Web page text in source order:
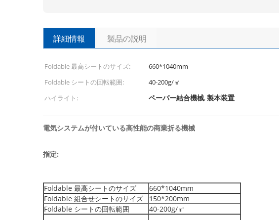
詳細情報 製品の説明
Foldable 最高シートのサイズ: 660*1040mm
Foldable シートの回転範囲:
40-200g/㎡
ハイライト:
ペーパー結合機械,製本装置
電気システムが付いている高性能の商業折る機械
指定:
Foldable 最高シートのサイズ
660*1040mm
Foldable 組合せシートのサイズ
150*200mm
Foldable シートの回転範囲
40-200g/㎡